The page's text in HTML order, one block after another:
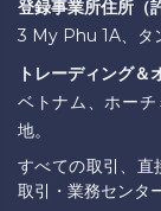
登録事業所住所（
3 My Phu 1A、タ
トレーディング＆
ベトナム、ホー
地。
すべての取引、直
取引・業務センタ